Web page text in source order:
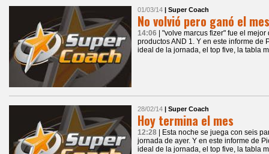
01/03/14 | Super Coach
No volvió pero ganó el mes
14:06
| "volve marcus fizer" fue el
productos AND 1. Y en este informe de
ideal de la jornada, el top five, la tabla
28/02/14 | Super Coach
Hoy termina el mes
12:28
| Esta noche se juega con seis
jornada de ayer. Y en este informe de
ideal de la jornada, el top five, la tabla